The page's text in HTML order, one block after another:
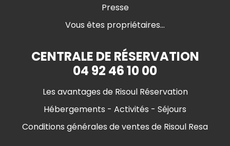
Presse
Vous êtes propriétaires...
CENTRALE DE RÉSERVATION
04 92 46 10 00
Les avantages de Risoul Réservation
Hébergements - Activités - Séjours
Conditions générales de ventes de Risoul Resa